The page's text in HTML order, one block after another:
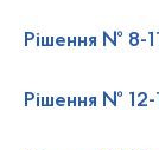
Рішення № 8-
Рішення № 12-